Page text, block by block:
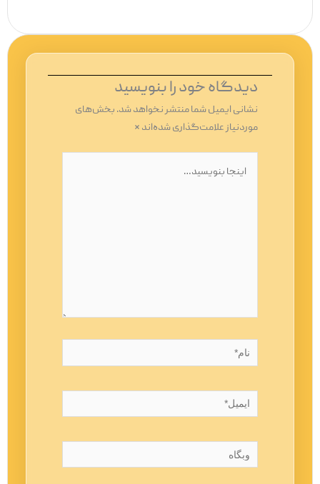
دیدگاه‌ خود را بنویسید
نشانی ایمیل شما منتشر نخواهد شد.بخش‌های
موردنیاز علامت‌گذاری شده‌اند*
بنویسید…
ایمیل*
وبگاه